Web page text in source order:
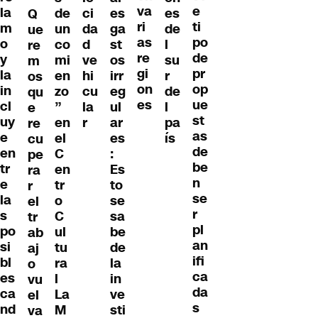
la
m
o
y
la
in
cl
uy
e
en
tr
e
la
s
po
si
bl
es
ca
nd
Q
ue
re
m
os
qu
e
re
cu
pe
ra
r
el
tr
ab
aj
o
vu
el
va
de
un
co
mi
en
zo
”
en
el
C
en
tr
o
C
ul
tu
ra
l
La
M
ci
da
d
ve
hi
cu
la
r
es
ga
st
os
irr
eg
ul
ar
es
:
Es
to
se
sa
be
de
la
in
ve
sti
va
ri
as
re
gi
on
es
es
de
l
su
r
de
l
pa
ís
e
ti
po
de
pr
op
ue
st
as
de
be
n
se
r
pl
an
ifi
ca
da
s